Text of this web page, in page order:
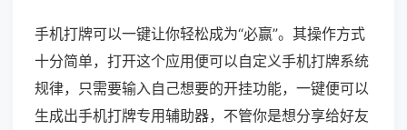
手机打牌可以一键让你轻松成为“必赢”。其操作方式
十分简单，打开这个应用便可以自定义手机打牌系统
规律，只需要输入自己想要的开挂功能，一键便可以
生成出手机打牌专用辅助器，不管你是想分享给好友